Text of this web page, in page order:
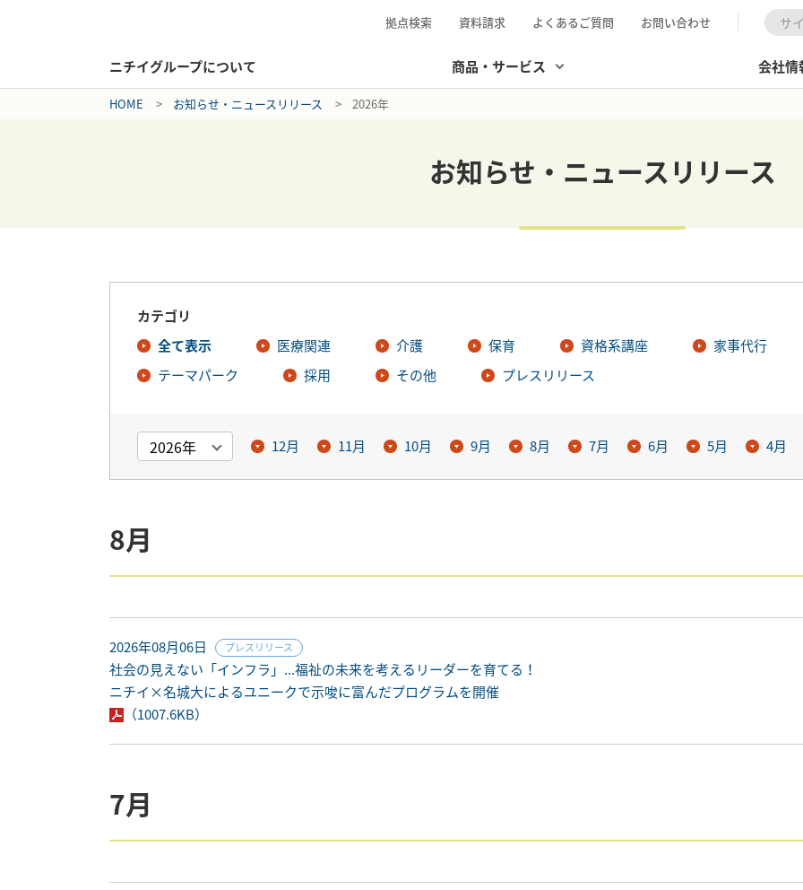
ニチイグループについて 商品・サービス 会社情
拠点検索 資料請求 よくあるご質問 お問い合わせ 検索
HOME お知らせ・ニュースリリース 2026年
お知らせ・ニュースリリース
カテゴリ
全て表示
医療関連 介護 保育 資格系講座 家事代行
テーマパーク
採用 その他 プレスリリース
12月 11月 10月 9月 8月 7月 6月 5月 4月
8月
2026年08月06日 プレスリリース
社会の見えない「インフラ」...福祉の未来を考えるリーダーを育てる！
ニチイ×名城大によるユニークで示唆に富んだプログラムを開催
（1007.6KB）
7月